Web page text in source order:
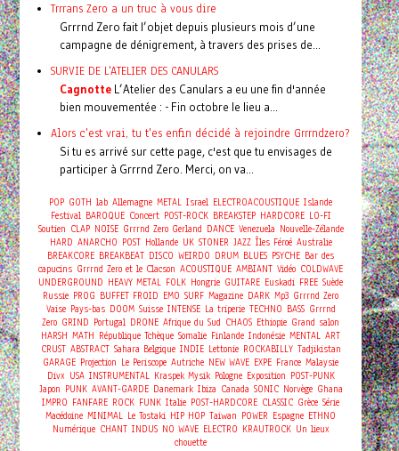
Trrrans Zero a un truc à vous dire
Grrrnd Zero fait l’objet depuis plusieurs mois d’une
campagne de dénigrement, à travers des prises de...
SURVIE DE L'ATELIER DES CANULARS
CagnotteL’Atelier des Canulars a eu une fin d'année
bien mouvementée : - Fin octobre le lieu a...
Alors c'est vrai, tu t'es enfin décidé à rejoindre Grrrndzero?
Si tu es arrivé sur cette page, c'est que tu envisages de
participer à Grrrnd Zero. Merci, on va...
POP GOTH lab Allemagne METAL Israel ELECTROACOUSTIQUE Islande
Festival BAROQUE Concert POST-ROCK BREAKSTEP HARDCORE LO-FI
Soutien CLAP NOISE Grrrnd Zero Gerland DANCE Venezuela Nouvelle-Zélande
HARD ANARCHO POST Hollande UK STONER JAZZ Îles Féroé Australie
BREAKCORE BREAKBEAT DISCO WEIRDO DRUM BLUES PSYCHE Bar des
capucins Grrrnd Zero et le Clacson ACOUSTIQUE AMBIANT Vidéo COLDWAVE
UNDERGROUND HEAVY METAL FOLK Hongrie GUITARE Euskadi FREE Suède
Russie PROG BUFFET FROID EMO SURF Magazine DARK Mp3 Grrrnd Zero
Vaise Pays-bas DOOM Suisse INTENSE La triperie TECHNO BASS Grrrnd
Zero GRIND Portugal DRONE Afrique du Sud CHAOS Ethiopie Grand salon
HARSH MATH République Tchèque Somalie Finlande Indonésie MENTAL ART
CRUST ABSTRACT Sahara Belgique INDIE Lettonie ROCKABILLY Tadjikistan
GARAGE Projection Le Periscope Autriche NEW WAVE EXPE France Malaysie
Divx USA INSTRUMENTAL Kraspek Mysik Pologne Exposition POST-PUNK
Japon PUNK AVANT-GARDE Danemark Ibiza Canada SONIC Norvège Ghana
IMPRO FANFARE ROCK FUNK Italie POST-HARDCORE CLASSIC Grèce Série
Macédoine MINIMAL Le Tostaki HIP HOP Taiwan POWER Espagne ETHNO
Numérique CHANT INDUS NO WAVE ELECTRO KRAUTROCK Un lieux
chouette